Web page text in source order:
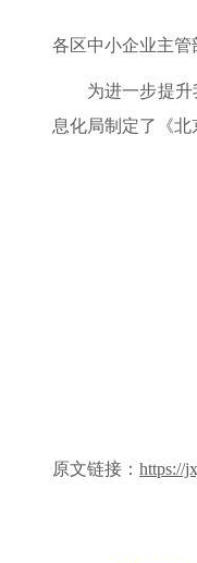
各区中小企业主管
为进一步提
息化局制定了《
原文链接： https://